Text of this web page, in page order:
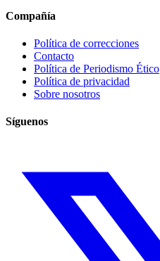
Compañía
Política de correcciones
Contacto
Política de Periodismo Ético
Política de privacidad
Sobre nosotros
Síguenos